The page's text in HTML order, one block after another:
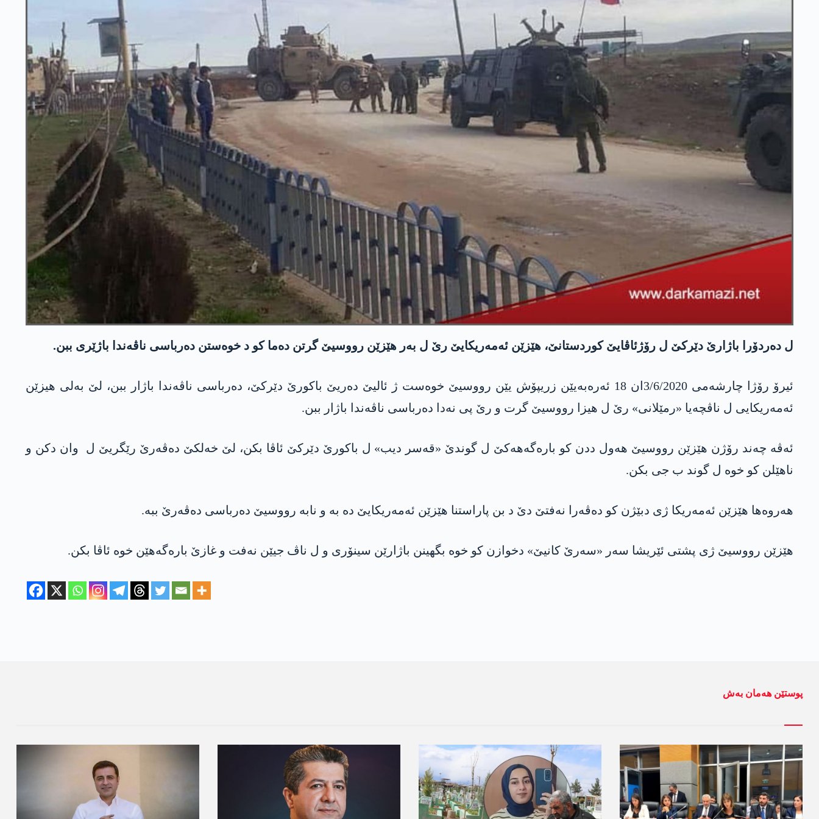
ل دەردۆرا باژارێ دێرکێ ل رۆژئاڤایێ کوردستانێ، ھێزێن ئەمەریکایێ رێ ل بەر ھێزێن رووسیێ گرتن دەما کو د خوەستن دەرباسی ناڤەندا باژێری ببن.
ئیرۆ رۆژا چارشەمی 3/6/2020ان 18 ئەرەبەیێن زریپۆش یێن رووسیێ خوەست ژ ئالیێ دەریێ باکورێ دێرکێ، دەرباسی ناڤەندا باژار ببن، لێ بەلی هیزێن
ئەمەریکایی ل ناڤچەیا «رمێلانی» رێ ل هیزا رووسیێ گرت و رێ پی نەدا دەرباسی ناڤەندا باژار ببن.
ئەڤە چەند رۆژن ھێزێن رووسیێ ھەول ددن کو بارەگەھەکێ ل گوندێ «قەسر دیب» ل باکورێ دێرکێ ئاڤا بکن، لێ خەلکێ دەڤەرێ رێگریێ ل وان دکن و
ناھێلن کو خوە ل گوند ب جی بکن.
ھەروەھا ھێزێن ئەمەریکا ژی دبێژن کو دەڤەرا نەفتێ دێ د بن پاراستنا ھێزێن ئەمەریکایێ دە بە و نابە رووسیێ دەرباسی دەڤەرێ ببە.
ھێزێن رووسیێ ژی پشتی ئێریشا سەر «سەرێ کانیێ» دخوازن کو خوە بگهینن باژارێن سینۆری و ل ناڤ جیێن نەفت و غازێ بارەگەھێن خوە ئاڤا بکن.
پوستێن ھەمان بەش